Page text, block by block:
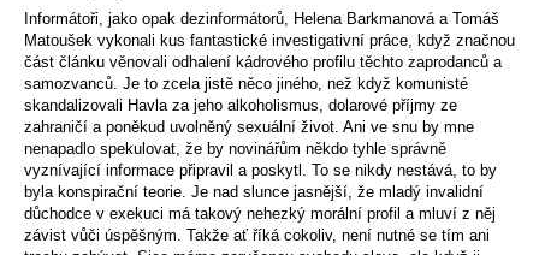
Informátoři, jako opak dezinformátorů, Helena Barkmanová a Tomáš
Matoušek vykonali kus fantastické investigativní práce, když značnou
část článku věnovali odhalení kádrového profilu těchto zaprodanců a
samozvanců. Je to zcela jistě něco jiného, než když komunisté
skandalizovali Havla za jeho alkoholismus, dolarové příjmy ze
zahraničí a poněkud uvolněný sexuální život. Ani ve snu by mne
nenapadlo spekulovat, že by novinářům někdo tyhle správně
vyznívající informace připravil a poskytl. To se nikdy nestává, to by
byla konspirační teorie. Je nad slunce jasnější, že mladý invalidní
důchodce v exekuci má takový nehezký morální profil a mluví z něj
závist vůči úspěšným. Takže ať říká cokoliv, není nutné se tím ani